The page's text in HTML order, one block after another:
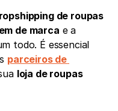
de roupas
de marca
todo. É essencial
parceiros de
loja de roupas